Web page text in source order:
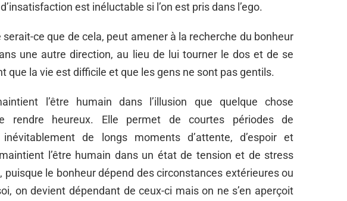
est inéluctable si l’on est pris dans l’ego.
ce que de cela, peut amener à la recherche du bonheur
une autre direction, au lieu de lui tourner le dos et de se
que la vie est difficile et que les gens ne sont pas gentils.
l’être humain dans l’illusion que quelque chose
rendre heureux. Elle permet de courtes périodes de
de longs moments d’attente, d’espoir et
l’être humain dans un état de tension et de stress
puisque le bonheur dépend des circonstances extérieures ou
on devient dépendant de ceux-ci mais on ne s’en aperçoit